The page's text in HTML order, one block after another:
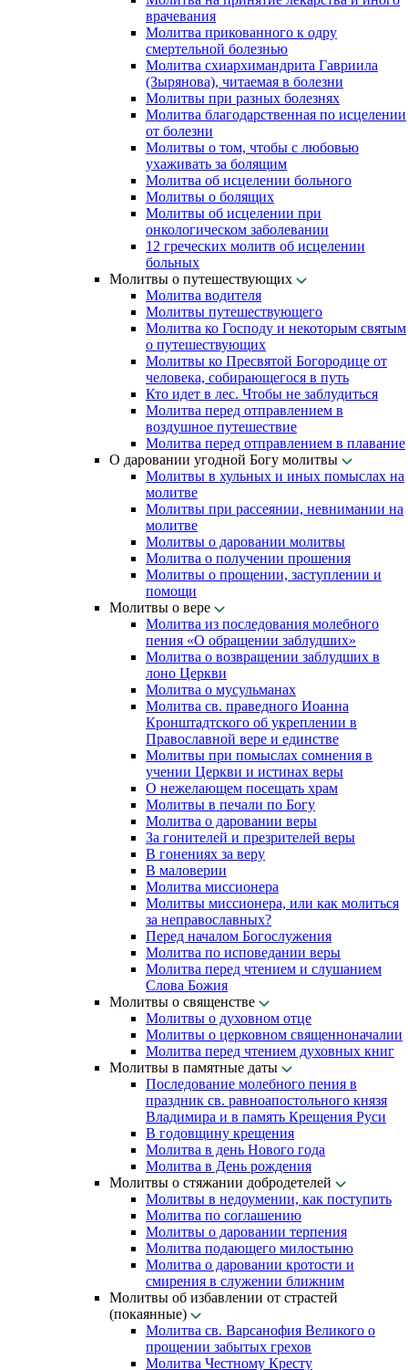
врачевания
Молитва прикованного к одру
смертельной болезнью
Молитва схиархимандрита Гавриила
(Зырянова), читаемая в болезни
Молитвы при разных болезнях
Молитва благодарственная по исцелении
от болезни
Молитвы о том, чтобы с любовью
ухаживать за болящим
Молитва об исцелении больного
Молитвы о болящих
Молитвы об исцелении при
онкологическом заболевании
12 греческих молитв об исцелении
больных
Молитвы о путешествующих
Молитва водителя
Молитвы путешествующего
Молитва ко Господу и некоторым святым
о путешествующих
Молитвы ко Пресвятой Богородице от
человека, собирающегося в путь
Кто идет в лес. Чтобы не заблудиться
Молитва перед отправлением в
воздушное путешествие
Молитва перед отправлением в плавание
О даровании угодной Богу молитвы
Молитвы в хульных и иных помыслах на
молитве
Молитвы при рассеянии, невнимании на
молитве
Молитвы о даровании молитвы
Молитва о получении прошения
Молитвы о прощении, заступлении и
помощи
Молитвы о вере
Молитва из последования молебного
пения «О обращении заблудших»
Молитва о возвращении заблудших в
лоно Церкви
Молитва о мусульманах
Молитва св. праведного Иоанна
Кронштадтского об укреплении в
Православной вере и единстве
Молитвы при помыслах сомнения в
учении Церкви и истинах веры
О нежелающем посещать храм
Молитвы в печали по Богу
Молитва о даровании веры
За гонителей и презрителей веры
В гонениях за веру
В маловерии
Молитва миссионера
Молитвы миссионера, или как молиться
за неправославных?
Перед началом Богослужения
Молитва по исповедании веры
Молитва перед чтением и слушанием
Слова Божия
Молитвы о священстве
Молитвы о духовном отце
Молитвы о церковном священноначалии
Молитва перед чтением духовных книг
Молитвы в памятные даты
Последование молебного пения в
праздник св. равноапостольного князя
Владимира и в память Крещения Руси
В годовщину крещения
Молитва в день Нового года
Молитва в День рождения
Молитвы о стяжании добродетелей
Молитвы в недоумении, как поступить
Молитва по соглашению
Молитвы о даровании терпения
Молитва подающего милостыню
Молитва о даровании кротости и
смирения в служении ближним
Молитвы об избавлении от страстей
(покаянные)
Молитва св. Варсанофия Великого о
прощении забытых грехов
Молитва Честному Кресту